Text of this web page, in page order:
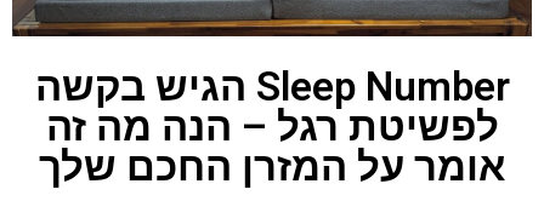
Sleep Number הגיש בקשה
לפשיטת רגל – הנה מה זה
אומר על המזרן החכם שלך